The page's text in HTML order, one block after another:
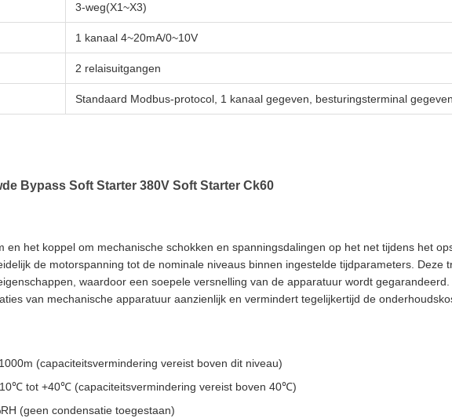
3-weg(X1~X3)
1 kanaal 4~20mA/0~10V
2 relaisuitgangen
Standaard Modbus-protocol, 1 kanaal gegeven, besturingsterminal
Bypass Soft Starter 380V Soft Starter Ck60
en het koppel om mechanische schokken en spanningsdalingen op het net tijdens het
de motorspanning tot de nominale niveaus binnen ingestelde tijdparameters.
waardoor een soepele versnelling van de apparatuur wordt gegarandeerd.
van mechanische apparatuur aanzienlijk en vermindert tegelijkertijd de
(capaciteitsvermindering vereist boven dit niveau)
tot +40℃ (capaciteitsvermindering vereist boven 40℃)
(geen condensatie toegestaan)